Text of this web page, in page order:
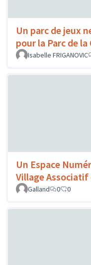
Un parc de jeux
pour la Parc de la
Isabelle FRIGANOVIC
Un Espace
Village Associatif
Galland
0 0